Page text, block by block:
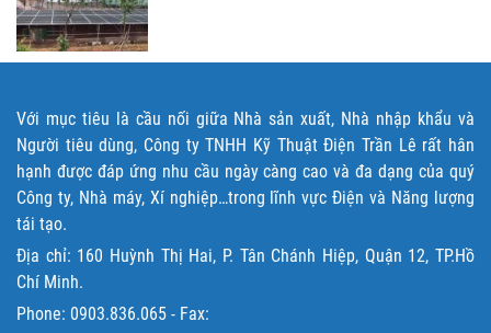
Với mục tiêu là cầu nối giữa Nhà sản xuất, Nhà nhập khẩu và
Người tiêu dùng, Công ty TNHH Kỹ Thuật Điện Trần Lê rất hân
hạnh được đáp ứng nhu cầu ngày càng cao và đa dạng của quý
Công ty, Nhà máy, Xí nghiệp…trong lĩnh vực Điện và Năng lượng
tái tạo.
Địa chỉ: 160 Huỳnh Thị Hai, P. Tân Chánh Hiệp, Quận 12, TP.Hồ
Chí Minh.
Phone: 0903.836.065 - Fax: